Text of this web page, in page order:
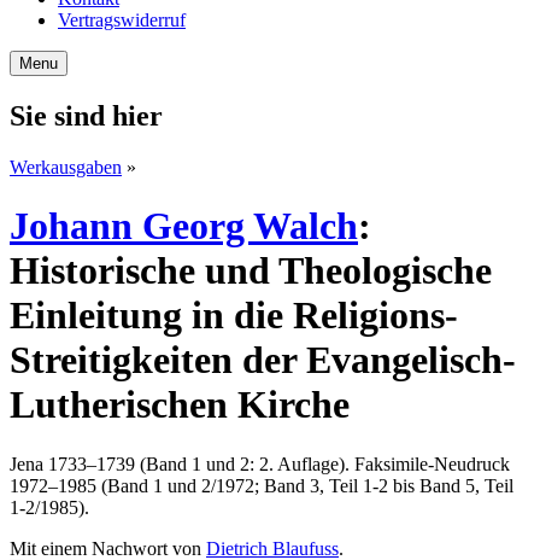
Vertragswiderruf
Menu
Sie sind hier
Werkausgaben »
Johann Georg Walch:
Historische und Theologische
Einleitung in die Religions-
Streitigkeiten der Evangelisch-
Lutherischen Kirche
Jena 1733–1739 (Band 1 und 2: 2. Auflage). Faksimile-Neudruck
1972–1985 (Band 1 und 2/1972; Band 3, Teil 1-2 bis Band 5, Teil
1-2/1985).
Mit einem Nachwort von Dietrich Blaufuss.